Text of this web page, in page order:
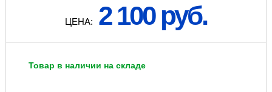
ЦЕНА: 2 100 руб.
Товар в наличии на складе